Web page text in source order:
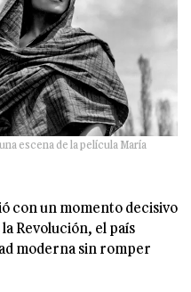
escena de la película María
con un momento decisivo
Revolución, el país
moderna sin romper